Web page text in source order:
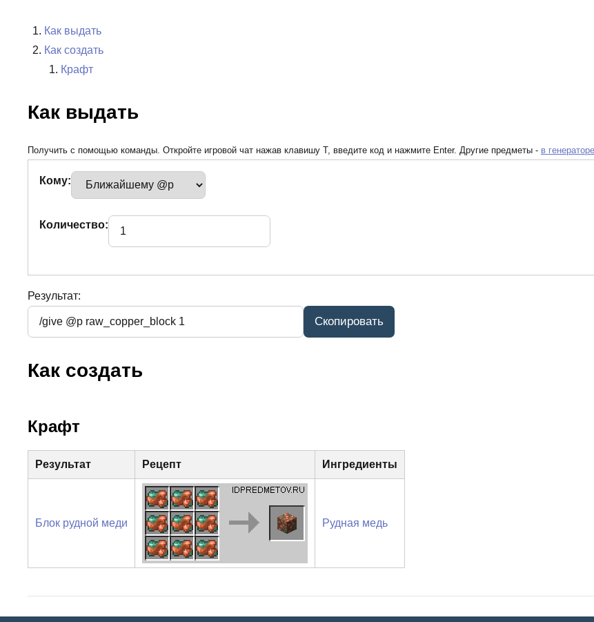
Как выдать
Как создать
Крафт
Как выдать
Получить с помощью команды. Откройте игровой чат нажав клавишу T, введите код и нажмите Enter. Другие предметы - в генераторе
Кому:
Количество:
Результат:
Как создать
Крафт
Результат Рецепт Ингредиенты
Блок рудной меди Рудная медь